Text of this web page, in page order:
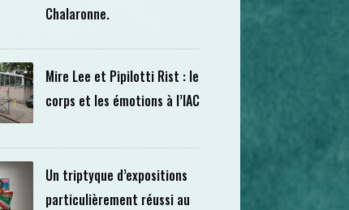
Chalaronne.
Mire Lee et Pipilotti Rist : le
corps et les émotions à l’IAC
Un triptyque d’expositions
particulièrement réussi au